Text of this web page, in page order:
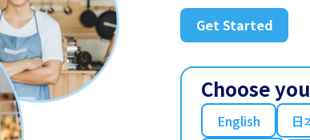
Get Started
Choose
English 日